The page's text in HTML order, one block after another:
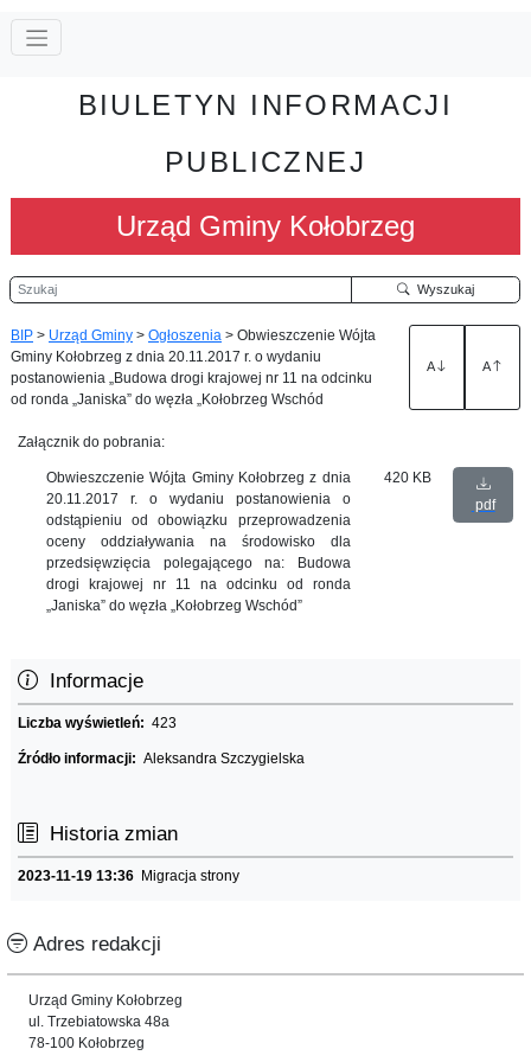
BIULETYN INFORMACJI
PUBLICZNEJ
Urząd Gminy Kołobrzeg
Szukaj Wyszukaj
BIP > Urząd Gminy > Ogłoszenia > Obwieszczenie Wójta
Gminy Kołobrzeg z dnia 20.11.2017 r. o wydaniu
postanowienia „Budowa drogi krajowej nr 11 na odcinku
od ronda „Janiska” do węzła „Kołobrzeg Wschód
A A
Załącznik do pobrania:
Obwieszczenie Wójta Gminy Kołobrzeg z dnia
20.11.2017 r. o wydaniu postanowienia o
odstąpieniu od obowiązku przeprowadzenia
oceny oddziaływania na środowisko dla
przedsięwzięcia polegającego na: Budowa
drogi krajowej nr 11 na odcinku od ronda
„Janiska” do węzła „Kołobrzeg Wschód”
420 KB
pdf
Informacje
Liczba wyświetleń: 423
Źródło informacji: Aleksandra Szczygielska
Historia zmian
2023-11-19 13:36 Migracja strony
Adres redakcji
Urząd Gminy Kołobrzeg
ul. Trzebiatowska 48a
78-100 Kołobrzeg